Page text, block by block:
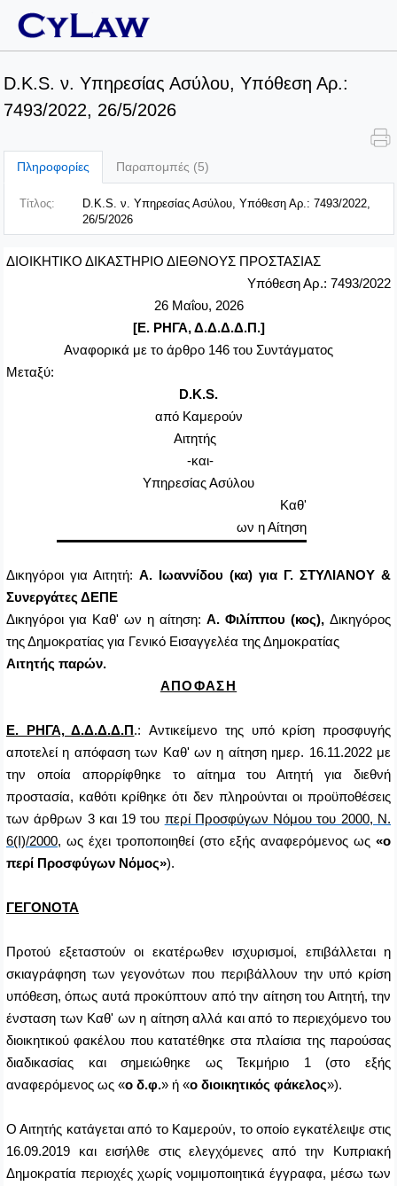
D.K.S. ν. Υπηρεσίας Ασύλου, Υπόθεση Αρ.:
7493/2022, 26/5/2026
Πληροφορίες Παραπομπές (5)
Τίτλος:
D.K.S. ν. Υπηρεσίας Ασύλου, Υπόθεση Αρ.: 7493/2022,
26/5/2026
ΔΙΟΙΚΗΤΙΚΟ ΔΙΚΑΣΤΗΡΙΟ ΔΙΕΘΝΟΥΣ ΠΡΟΣΤΑΣΙΑΣ
Υπόθεση Αρ.: 7493/2022
26 Μαΐου, 2026
[Ε. ΡΗΓΑ, Δ.Δ.Δ.Δ.Π.]
Αναφορικά με το άρθρο 146 του Συντάγματος
Μεταξύ:
D.K.S.
από Καμερούν
Αιτητής
-και-
Υπηρεσίας Ασύλου
Καθ'
ων η Αίτηση
Δικηγόροι για Αιτητή: Α. Ιωαννίδου (κα) για Γ. ΣΤΥΛΙΑΝΟΥ &
Συνεργάτες ΔΕΠΕ
Δικηγόροι για Καθ' ων η αίτηση: Α. Φιλίππου (κος), Δικηγόρος
της Δημοκρατίας για Γενικό Εισαγγελέα της Δημοκρατίας
Αιτητής παρών.
ΑΠΟΦΑΣΗ
Ε. ΡΗΓΑ, Δ.Δ.Δ.Δ.Π.: Αντικείμενο της υπό κρίση προσφυγής
αποτελεί η απόφαση των Καθ' ων η αίτηση ημερ. 16.11.2022 με
την οποία απορρίφθηκε το αίτημα του Αιτητή για διεθνή
προστασία, καθότι κρίθηκε ότι δεν πληρούνται οι προϋποθέσεις
των άρθρων 3 και 19 του περί Προσφύγων Νόμου του 2000, Ν.
6(Ι)/2000, ως έχει τροποποιηθεί (στο εξής αναφερόμενος ως «ο
περί Προσφύγων Νόμος»).
ΓΕΓΟΝΟΤΑ
Προτού εξεταστούν οι εκατέρωθεν ισχυρισμοί, επιβάλλεται η
σκιαγράφηση των γεγονότων που περιβάλλουν την υπό κρίση
υπόθεση, όπως αυτά προκύπτουν από την αίτηση του Αιτητή, την
ένσταση των Καθ' ων η αίτηση αλλά και από το περιεχόμενο του
διοικητικού φακέλου που κατατέθηκε στα πλαίσια της παρούσας
διαδικασίας και σημειώθηκε ως Τεκμήριο 1 (στο εξής
αναφερόμενος ως «ο δ.φ.» ή «ο διοικητικός φάκελος»).
Ο Αιτητής κατάγεται από το Καμερούν, το οποίο εγκατέλειψε στις
16.09.2019 και εισήλθε στις ελεγχόμενες από την Κυπριακή
Δημοκρατία περιοχές χωρίς νομιμοποιητικά έγγραφα, μέσω των